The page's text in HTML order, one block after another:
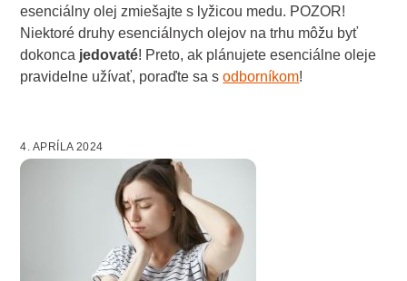
esenciálny olej zmiešajte s lyžicou medu. POZOR!
Niektoré druhy esenciálnych olejov na trhu môžu byť
dokonca jedovaté! Preto, ak plánujete esenciálne oleje
pravidelne užívať, poraďte sa sodborníkom!
4. APRÍLA 2024